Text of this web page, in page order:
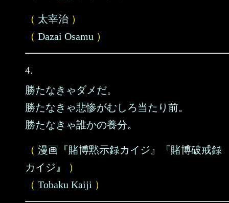
（ 太宰治 ）
（ Dazai Osamu ）
4.
勝たなきゃダメだ。
勝たなきゃ悲惨がむしろ当たり前。
勝たなきゃ誰かの養分。
（ 漫画『賭博黙示録カイジ』『賭博破戒録
カイジ』
）
（ Tobaku Kaiji ）